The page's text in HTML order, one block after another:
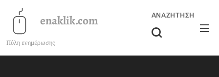
enaklik.com
Πύλη ενημέρωσης
ΑΝΑΖΉΤΗΣΗ